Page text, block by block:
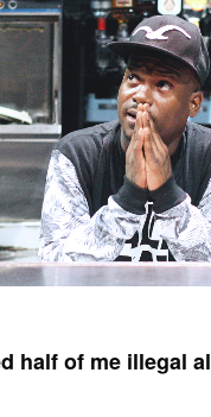
half of me illegal